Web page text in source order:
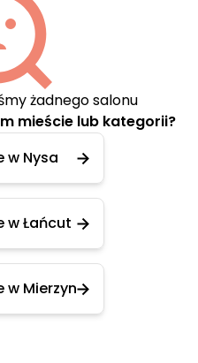
żadnego salonu
mieście lub kategorii?
w Nysa
w Łańcut
w Mierzyn